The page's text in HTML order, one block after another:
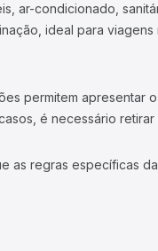
ar-condicionado,
ideal para
permitem apresentar
é necessário
as regras específicas